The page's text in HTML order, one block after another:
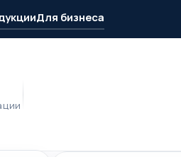
Для бизнеса